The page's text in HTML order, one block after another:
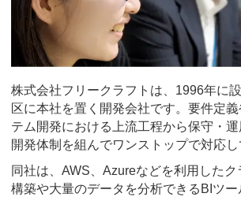
株式会社フリークラフトは、1996年に
区に本社を置く開発会社です。要件定
テム開発における上流工程から保守・
開発体制を組んでワンストップで対応し
同社は、AWS、Azureなどを利用した
構築や大量のデータを分析できるBIツ